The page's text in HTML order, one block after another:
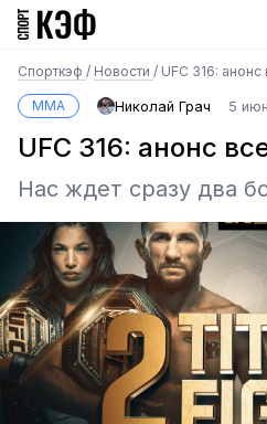
Спорткэф / Новости / UFC 316:
MMA Николай Грач 5
UFC 316: анонс
Нас ждет сразу два